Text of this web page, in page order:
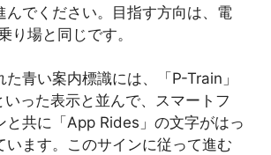
んでください。目指す方向は、電
り場と同じです。
青い案内標識には、「P-Train」
った表示と並んで、スマートフ
と共に「App Rides」の文字がはっ
います。このサインに従って進む